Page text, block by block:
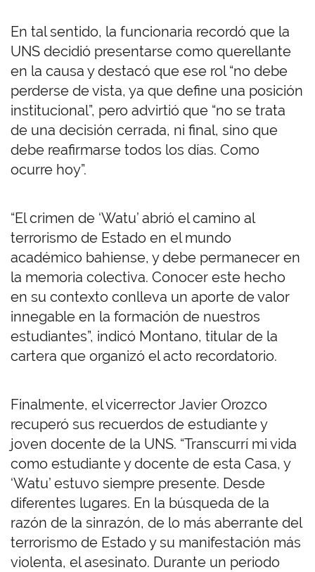
En tal sentido, la funcionaria recordó que la
UNS decidió presentarse como querellante
en la causa y destacó que ese rol “no debe
perderse de vista, ya que define una posición
institucional”, pero advirtió que “no se trata
de una decisión cerrada, ni final, sino que
debe reafirmarse todos los días. Como
ocurre hoy”.
“El crimen de ‘Watu’ abrió el camino al
terrorismo de Estado en el mundo
académico bahiense, y debe permanecer en
la memoria colectiva. Conocer este hecho
en su contexto conlleva un aporte de valor
innegable en la formación de nuestros
estudiantes”, indicó Montano, titular de la
cartera que organizó el acto recordatorio.
Finalmente, el vicerrector Javier Orozco
recuperó sus recuerdos de estudiante y
joven docente de la UNS. “Transcurrí mi vida
como estudiante y docente de esta Casa, y
‘Watu’ estuvo siempre presente. Desde
diferentes lugares. En la búsqueda de la
razón de la sinrazón, de lo más aberrante del
terrorismo de Estado y su manifestación más
violenta, el asesinato. Durante un periodo